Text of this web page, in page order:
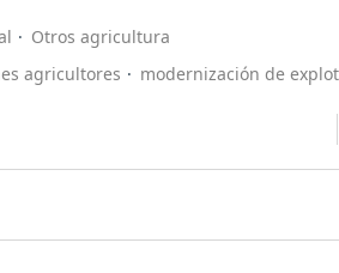
Otros agricultura
agricultores modernización de